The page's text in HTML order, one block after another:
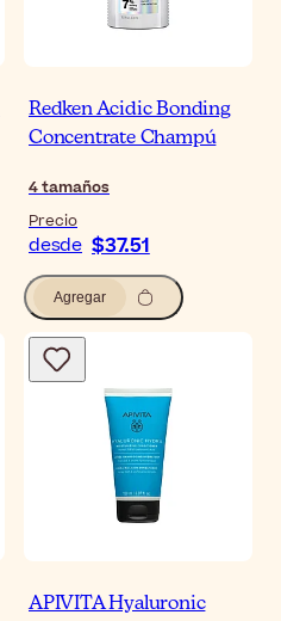
Redken Acidic Bonding
Concentrate Champú
4tamaños
Precio
desde $37.51
Agregar
APIVITA Hyaluronic